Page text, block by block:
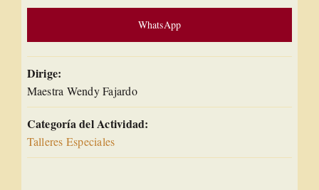
WhatsApp
Dirige:
Maestra Wendy Fajardo
Categoría del Actividad:
Talleres Especiales